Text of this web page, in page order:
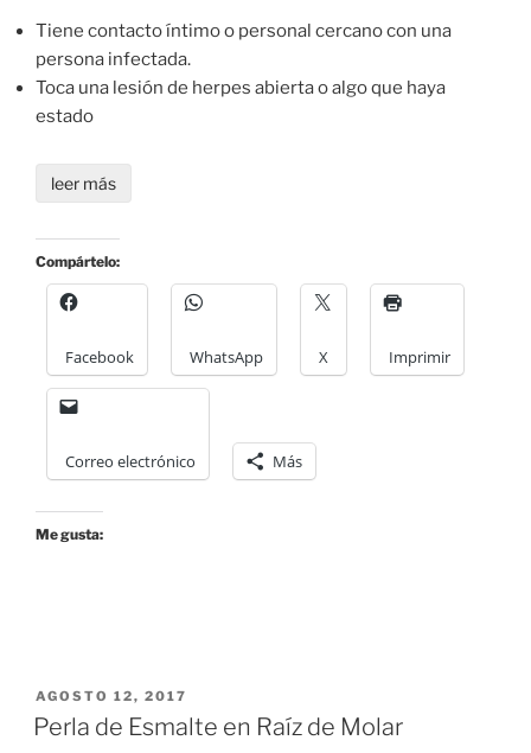
Tiene contacto íntimo o personal cercano con una
persona infectada.
Toca una lesión de herpes abierta o algo que haya
estado
leer más
Compártelo:
Facebook WhatsApp X Imprimir
Correo electrónico Más
Me gusta:
POSTED
ON
AGOSTO 12, 2017
Perla de Esmalte en Raíz de Molar